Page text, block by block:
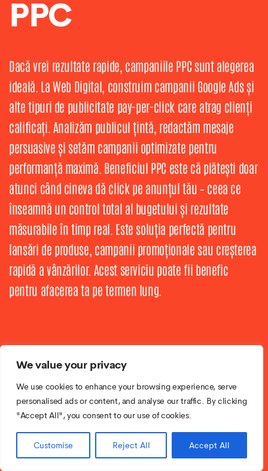
We value your privacy
We use cookies to enhance your browsing experience, serve
personalised ads or content, and analyse our traffic. By clicking
"Accept All", you consent to our use of cookies.
Customise Reject All Accept All
PPC
Dacă vrei rezultate rapide, campaniile PPC sunt alegerea
ideală. La Web Digital, construim campanii Google Ads și
alte tipuri de publicitate pay-per-click care atrag clienți
calificați. Analizăm publicul țintă, redactăm mesaje
persuasive și setăm campanii optimizate pentru
performanță maximă. Beneficiul PPC este că plătești doar
atunci când cineva dă click pe anunțul tău – ceea ce
înseamnă un control total al bugetului și rezultate
măsurabile în timp real. Este soluția perfectă pentru
lansări de produse, campanii promoționale sau creșterea
rapidă a vânzărilor. Acest serviciu poate fii benefic
pentru afacerea ta pe termen lung.